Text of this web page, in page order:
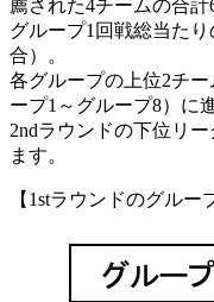
薦された4チームの合
グループ1回戦総当た
合）。
各グループの上位2チ
ープ1～グループ8）に
2ndラウンドの下位リ
ます。
【1stラウンドのグルー